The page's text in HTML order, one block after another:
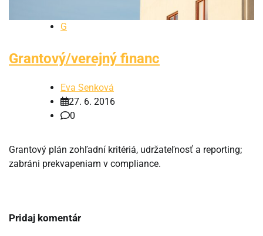
G
Grantový/verejný financ
Eva Senková
27. 6. 2016
0
Grantový plán zohľadní kritériá, udržateľnosť a reporting;
zabráni prekvapeniam v compliance.
Pridaj komentár